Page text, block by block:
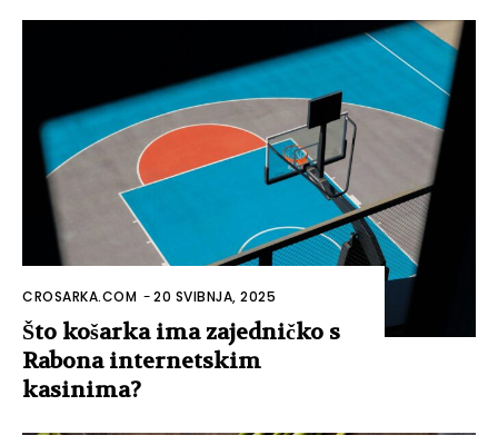
CROSARKA.COM -20 SVIBNJA, 2025
Što košarka ima zajedničko s
Rabona internetskim
kasinima?